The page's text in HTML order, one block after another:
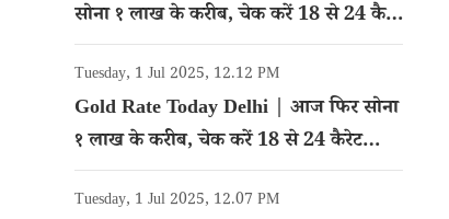
सोना १ लाख के करीब, चेक करें 18 से 24 कैरेट
गोल्ड का रेट
Tuesday, 1 Jul 2025, 12.12 PM
Gold Rate Today Delhi | आज फिर सोना
१ लाख के करीब, चेक करें 18 से 24 कैरेट
गोल्ड का रेट
Tuesday, 1 Jul 2025, 12.07 PM